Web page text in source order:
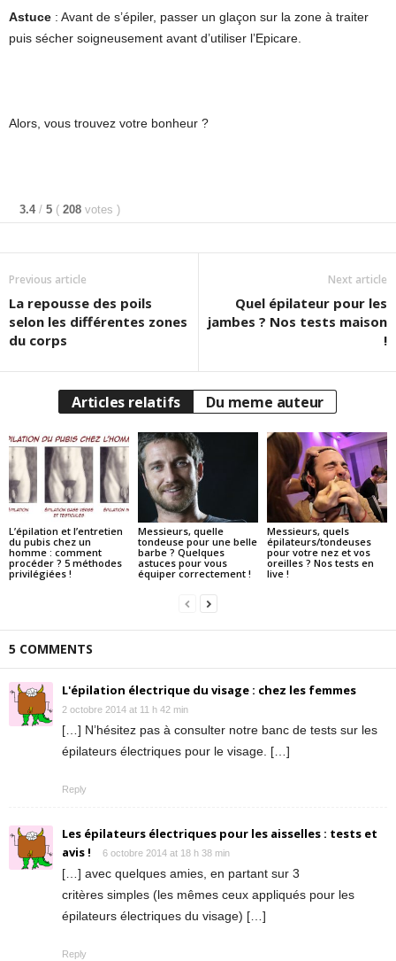
Astuce : Avant de s’épiler, passer un glaçon sur la zone à traiter
puis sécher soigneusement avant d’utiliser l’Epicare.
Alors, vous trouvez votre bonheur ?
3.4 / 5 ( 208 votes )
Previous article
La repousse des poils
selon les différentes zones
du corps
Next article
Quel épilateur pour les
jambes ? Nos tests maison
!
Articles relatifs Du meme auteur
L’épilation et l’entretien
du pubis chez un
homme : comment
procéder ? 5 méthodes
privilégiées !
Messieurs, quelle
tondeuse pour une belle
barbe ? Quelques
astuces pour vous
équiper correctement !
Messieurs, quels
épilateurs/tondeuses
pour votre nez et vos
oreilles ? Nos tests en
live !
5 COMMENTS
L'épilation électrique du visage : chez les femmes
2 octobre 2014 at 11 h 42 min
[…] N’hésitez pas à consulter notre banc de tests sur les
épilateurs électriques pour le visage. […]
Reply
Les épilateurs électriques pour les aisselles : tests et
avis !
6 octobre 2014 at 18 h 38 min
[…] avec quelques amies, en partant sur 3
critères simples (les mêmes ceux appliqués pour les
épilateurs électriques du visage) […]
Reply